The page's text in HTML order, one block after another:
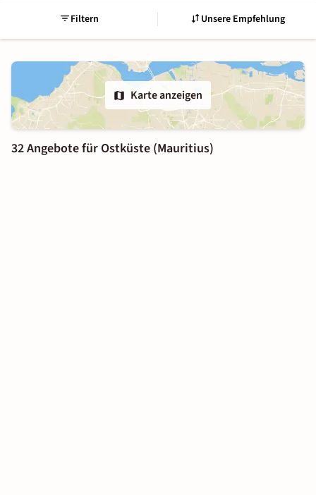
Filtern Unsere Empfehlung
Karte anzeigen
32 Angebote für Ostküste (Mauritius)